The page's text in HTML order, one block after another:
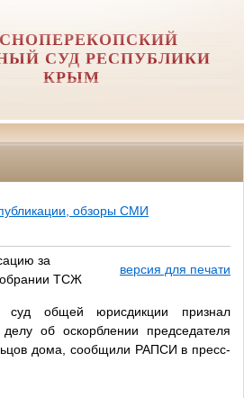
СУД РЕСПУБЛИКИ
КРЫМ
обзоры СМИ
за
ТСЖ
версия для печати
суд общей юрисдикции признал
об оскорблении председателя
дома, сообщили РАПСИ в пресс-